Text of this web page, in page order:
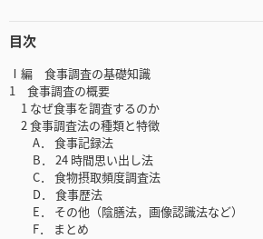
目次
Ⅰ編 食事調査の基礎知識
1 食事調査の概要
1 なぜ食事を調査するのか
2 食事調査法の種類と特徴
A． 食事記録法
B． 24 時間思い出し法
C． 食物摂取頻度調査法
D． 食事歴法
E． その他（陰膳法，画像認識法など）
F． まとめ